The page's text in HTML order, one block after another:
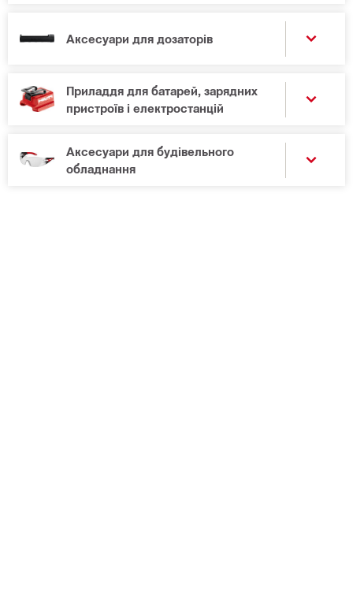
Аксесуари для дозаторів
Приладдя для батарей, зарядних
пристроїв і електростанцій
Аксесуари для будівельного
обладнання